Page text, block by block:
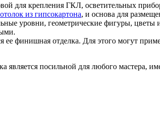
для крепления ГКЛ, осветительных
из гипсокартона, и основа для
уровни, геометрические фигуры, цветы
финишная отделка. Для этого могут
является посильной для любого